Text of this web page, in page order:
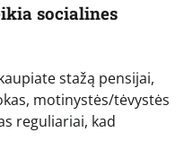
socialines
stažą pensijai,
motinystės/tėvystės
reguliariai, kad